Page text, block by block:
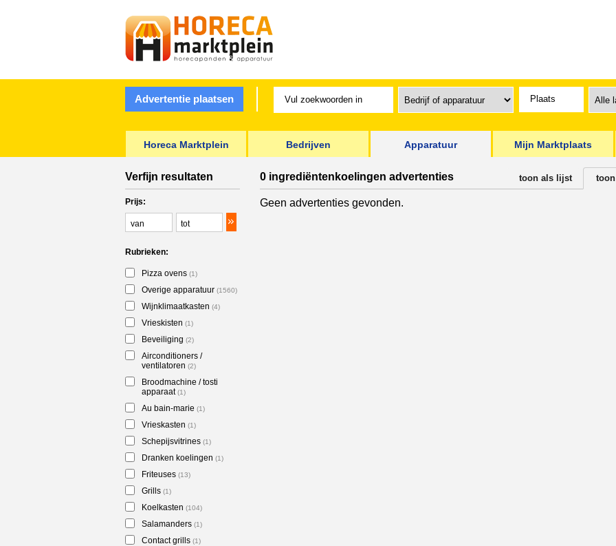
Advertentie plaatsen
Horeca Marktplein Bedrijven Apparatuur Mijn Marktplaats
Verfijn resultaten
Prijs:
Rubrieken:
Pizza ovens (1)
Overige apparatuur (1560)
Wijnklimaatkasten (4)
Vrieskisten (1)
Beveiliging (2)
Airconditioners /
ventilatoren (2)
Broodmachine / tosti
apparaat(1)
Au bain-marie (1)
Vrieskasten (1)
Schepijsvitrines (1)
Dranken koelingen (1)
Friteuses (13)
Grills (1)
Koelkasten (104)
Salamanders (1)
Contact grills (1)
0 ingrediëntenkoelingen advertenties toon als lijst
Geen advertenties gevonden.